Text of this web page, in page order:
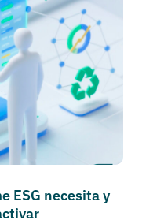
ESG necesita y